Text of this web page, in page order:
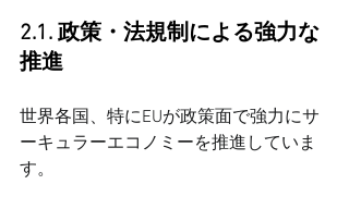
2.1. 政策・法規制による強力な
推進
世界各国、特にEUが政策面で強力にサ
ーキュラーエコノミーを推進していま
す。